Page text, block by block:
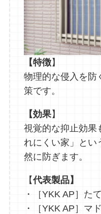
【特徴】
物理的な侵入を防
策です。
【効果】
視覚的な抑止効果
れにくい家」とい
然に防ぎます。
【代表製品】
・［YKK AP］た
・［YKK AP］マ